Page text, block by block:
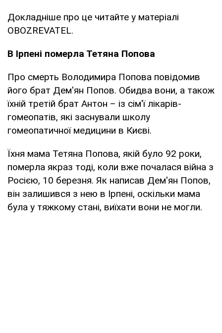
Докладніше про це читайте у матеріалі
OBOZREVATEL.
В Ірпені померла Тетяна Попова
Про смерть Володимира Попова повідомив
його брат Дем'ян Попов. Обидва вони, а також
їхній третій брат Антон – із сім'ї лікарів-
гомеопатів, які заснували школу
гомеопатичної медицини в Києві.
Їхня мама Тетяна Попова, якій було 92 роки,
померла якраз тоді, коли вже почалася війна з
Росією, 10 березня. Як написав Дем'ян Попов,
він залишився з нею в Ірпені, оскільки мама
була у тяжкому стані, виїхати вони не могли.